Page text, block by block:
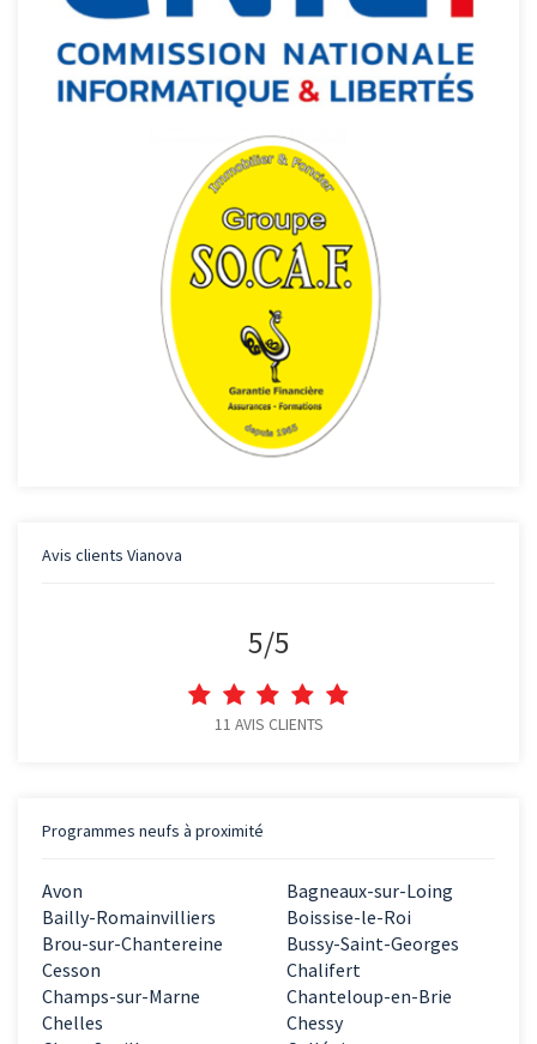
Avis clients Vianova
5/5
11 AVIS CLIENTS
Programmes neufs à proximité
Avon
Bagneaux-sur-Loing
Bailly-Romainvilliers
Boissise-le-Roi
Brou-sur-Chantereine
Bussy-Saint-Georges
Cesson
Chalifert
Champs-sur-Marne
Chanteloup-en-Brie
Chelles
Chessy